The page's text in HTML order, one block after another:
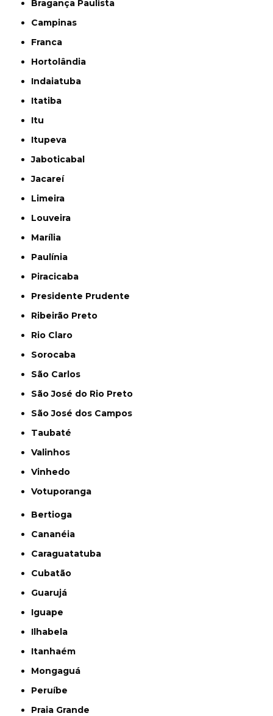
Bragança Paulista
Campinas
Franca
Hortolândia
Indaiatuba
Itatiba
Itu
Itupeva
Jaboticabal
Jacareí
Limeira
Louveira
Marília
Paulínia
Piracicaba
Presidente Prudente
Ribeirão Preto
Rio Claro
Sorocaba
São Carlos
São José do Rio Preto
São José dos Campos
Taubaté
Valinhos
Vinhedo
Votuporanga
Bertioga
Cananéia
Caraguatatuba
Cubatão
Guarujá
Iguape
Ilhabela
Itanhaém
Mongaguá
Peruíbe
Praia Grande